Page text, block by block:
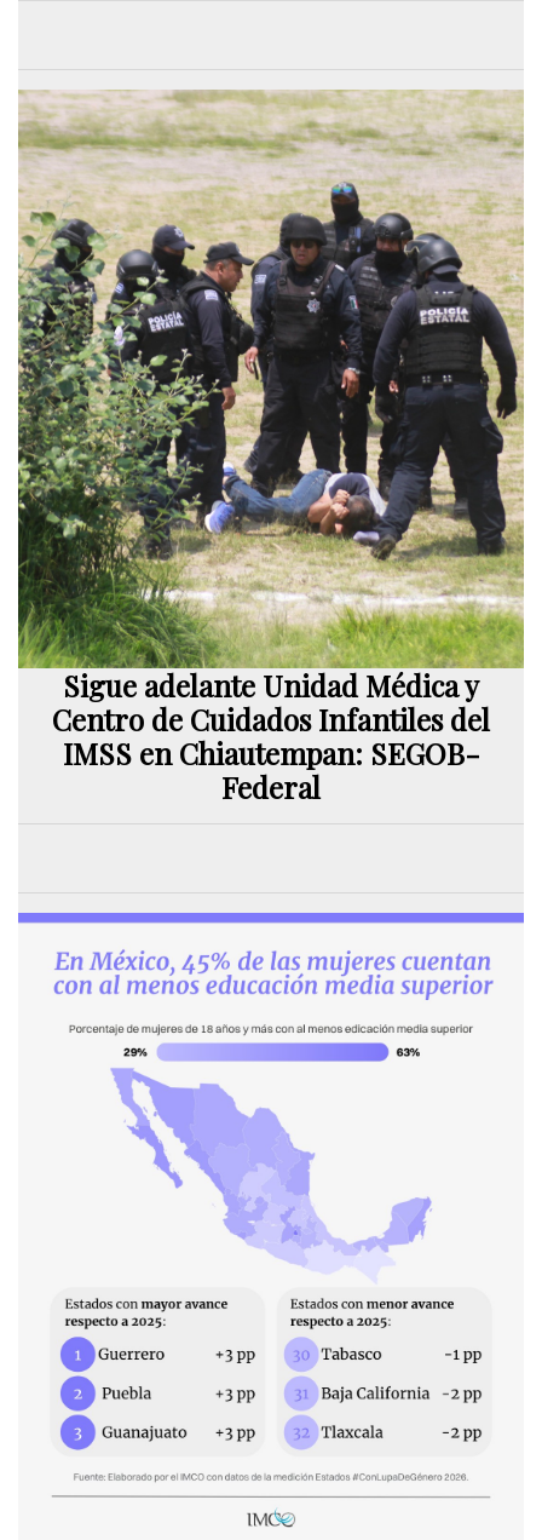
Sigue adelante Unidad Médica y
Centro de Cuidados Infantiles del
IMSS en Chiautempan: SEGOB-
Federal